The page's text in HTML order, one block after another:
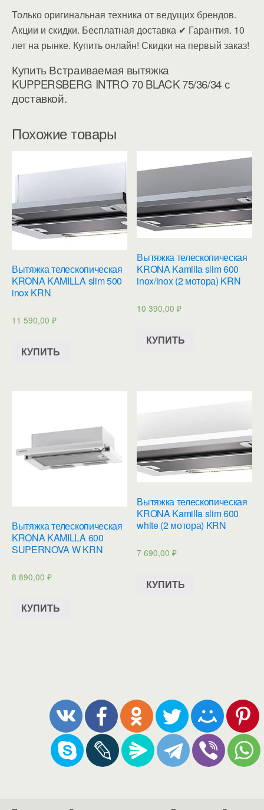
Только оригинальная техника от ведущих брендов.
Акции и скидки. Бесплатная доставка ✔ Гарантия. 10
лет на рынке. Купить онлайн! Скидки на первый заказ!
Купить Встраиваемая вытяжка
KUPPERSBERG INTRO 70 BLACK 75/36/34 с
доставкой.
Похожие товары
Вытяжка телескопическая
KRONA KAMILLA slim 500
inox KRN
11 590,00 ₽
КУПИТЬ
Вытяжка телескопическая
KRONA Kamilla slim 600
inox/inox (2 мотора) KRN
10 390,00₽
КУПИТЬ
Вытяжка телескопическая
KRONA KAMILLA 600
SUPERNOVA W KRN
8 890,00 ₽
КУПИТЬ
Вытяжка телескопическая
KRONA Kamilla slim 600
white (2 мотора) KRN
7 690,00₽
КУПИТЬ